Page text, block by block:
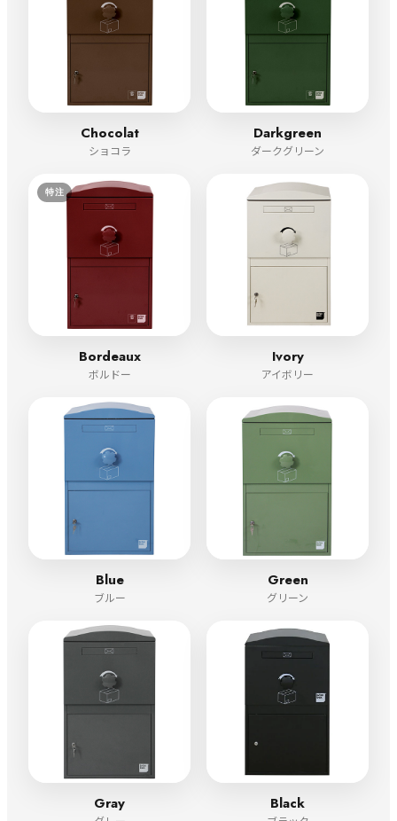
Chocolat
ショコラ
Darkgreen
ダークグリーン
特注
Bordeaux
ボルドー
Ivory
アイボリー
Blue
ブルー
Green
グリーン
Gray Black